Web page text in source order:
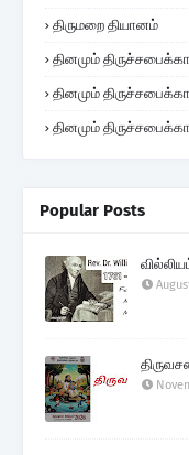
திருமறை தியானம்
தினமும்
தினமும்
தினமும்
Popular Posts